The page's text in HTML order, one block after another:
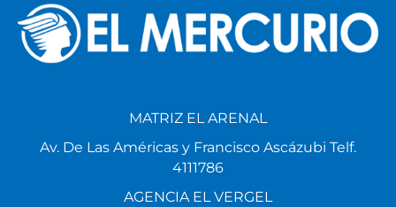
4111786